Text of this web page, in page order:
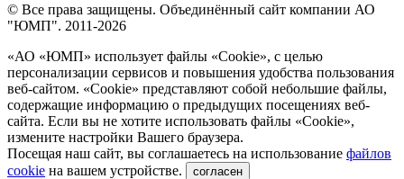
© Все права защищены. Объединённый сайт компании АО
"ЮМП". 2011-2026
«АО «ЮМП» использует файлы «Сookie», с целью
персонализации сервисов и повышения удобства пользования
веб-сайтом. «Cookie» представляют собой небольшие файлы,
содержащие информацию о предыдущих посещениях веб-
сайта. Если вы не хотите использовать файлы «Сookie»,
измените настройки Вашего браузера.
Посещая наш сайт, вы соглашаетесь на использование файлов
cookie на вашем устройстве. согласен